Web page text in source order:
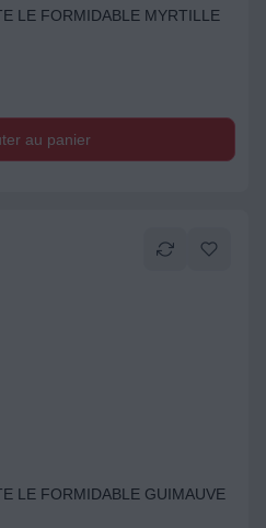
LE FORMIDABLE MYRTILLE
au panier
LE FORMIDABLE GUIMAUVE